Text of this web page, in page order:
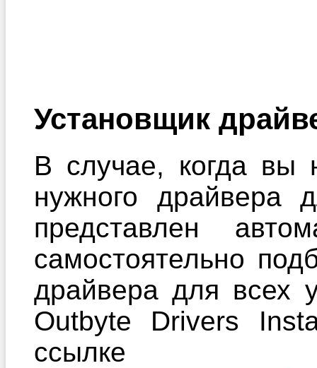
Установщик
В случае, когда вы
нужного драйвера
представлен
самостоятельно
драйвера для всех
Outbyte Drivers
ссылке